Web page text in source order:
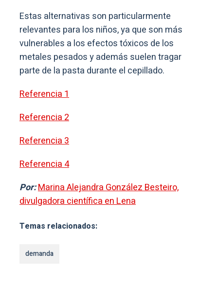
Estas alternativas son particularmente
relevantes para los niños, ya que son más
vulnerables a los efectos tóxicos de los
metales pesados y además suelen tragar
parte de la pasta durante el cepillado.
Referencia 1
Referencia 2
Referencia 3
Referencia 4
Por:Marina Alejandra González Besteiro,
divulgadora científica en Lena
Temas relacionados:
demanda